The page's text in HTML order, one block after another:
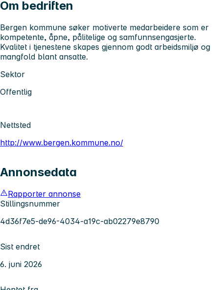
Om bedriften
Bergen kommune søker motiverte medarbeidere som er
kompetente, åpne, pålitelige og samfunnsengasjerte.
Kvalitet i tjenestene skapes gjennom godt arbeidsmiljø og
mangfold blant ansatte.
Sektor
Offentlig
Nettsted
http://www.bergen.kommune.no/
Annonsedata
Rapporter annonse
Stillingsnummer
4d36f7e5-de96-4034-a19c-ab02279e8790
Sist endret
6. juni 2026